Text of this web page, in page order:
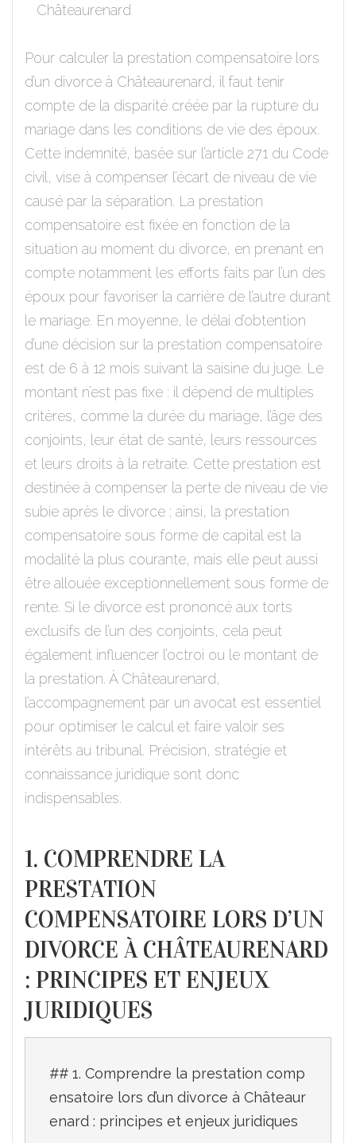
Châteaurenard
Pour calculer la prestation compensatoire lors
d’un divorce à Châteaurenard, il faut tenir
compte de la disparité créée par la rupture du
mariage dans les conditions de vie des époux.
Cette indemnité, basée sur l’article 271 du Code
civil, vise à compenser l’écart de niveau de vie
causé par la séparation. La prestation
compensatoire est fixée en fonction de la
situation au moment du divorce, en prenant en
compte notamment les efforts faits par l’un des
époux pour favoriser la carrière de l’autre durant
le mariage. En moyenne, le délai d’obtention
d’une décision sur la prestation compensatoire
est de 6 à 12 mois suivant la saisine du juge. Le
montant n’est pas fixe : il dépend de multiples
critères, comme la durée du mariage, l’âge des
conjoints, leur état de santé, leurs ressources
et leurs droits à la retraite. Cette prestation est
destinée à compenser la perte de niveau de vie
subie après le divorce ; ainsi, la prestation
compensatoire sous forme de capital est la
modalité la plus courante, mais elle peut aussi
être allouée exceptionnellement sous forme de
rente. Si le divorce est prononcé aux torts
exclusifs de l’un des conjoints, cela peut
également influencer l’octroi ou le montant de
la prestation. À Châteaurenard,
l’accompagnement par un avocat est essentiel
pour optimiser le calcul et faire valoir ses
intérêts au tribunal. Précision, stratégie et
connaissance juridique sont donc
indispensables.
1. COMPRENDRE LA
PRESTATION
COMPENSATOIRE LORS D’UN
DIVORCE À CHÂTEAURENARD
: PRINCIPES ET ENJEUX
JURIDIQUES
## 1. Comprendre la prestation comp
ensatoire lors d’un divorce à Châteaur
enard : principes et enjeux juridiques